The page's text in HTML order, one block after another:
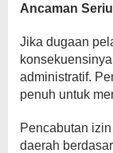
Ancaman
Jika dugaan
administratif.
penuh untuk
Pencabutan
daerah